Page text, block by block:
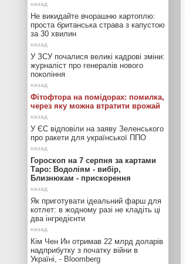
Не викидайте вчорашню картоплю:
проста британська страва з капустою
за 30 хвилин
У ЗСУ почалися великі кадрові зміни:
журналіст про генералів нового
покоління
Фітофтора на помідорах: помилка,
через яку можна втратити врожай
У ЄС відповіли на заяву Зеленського
про ракети для української ППО
Гороскоп на 7 серпня за картами
Таро: Водоліям - вибір,
Близнюкам - прискорення
Як приготувати ідеальний фарш для
котлет: в жодному разі не кладіть ці
два інгредієнти
Кім Чен Ин отримав 22 млрд доларів
надприбутку з початку війни в
Україні, - Bloomberg